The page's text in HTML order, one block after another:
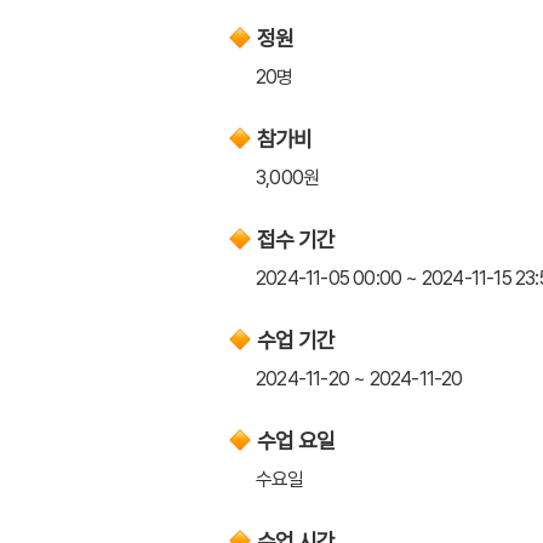
정원
20명
참가비
3,000원
접수 기간
2024-11-05 00:00 ~ 2024-11-15
수업 기간
2024-11-20 ~ 2024-11-20
수업 요일
수요일